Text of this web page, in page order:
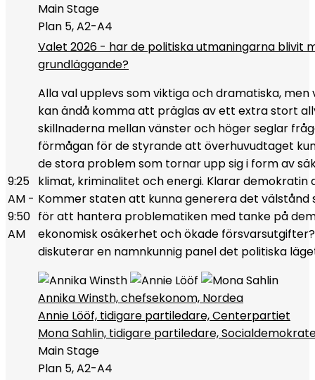
Main Stage
Plan 5, A2-A4
9:25
AM -
9:50
AM
Valet 2026 - har de politiska utmaningarna blivit
grundläggande?
Alla val upplevs som viktiga och dramatiska, men
kan ändå komma att präglas av ett extra stort
skillnaderna mellan vänster och höger seglar
förmågan för de styrande att överhuvudtaget
de stora problem som tornar upp sig i form av
klimat, kriminalitet och energi. Klarar demokratin
Kommer staten att kunna generera det välstånd
för att hantera problematiken med tanke på
ekonomisk osäkerhet och ökade
diskuterar en namnkunnig panel det politiska
Annika Winsth, chefsekonom, Nordea
Annie Lööf, tidigare partiledare, Centerpartiet
Mona Sahlin, tidigare partiledare,
Main Stage
Plan 5, A2-A4